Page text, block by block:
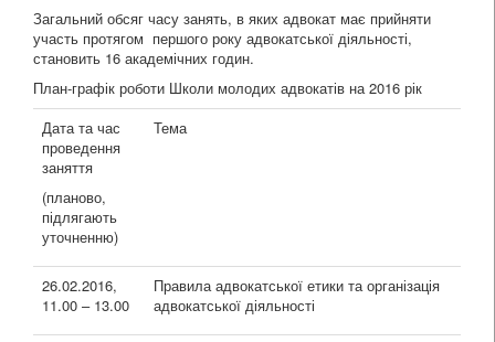
Загальний обсяг часу занять, в яких адвокат має прийняти
участь протягом першого року адвокатської діяльності,
становить 16 академічних годин.
План-графік роботи Школи молодих адвокатів на 2016 рік
Дата та час
проведення
заняття
(планово,
підлягають
уточненню)
Тема
26.02.2016,
11.00 – 13.00
Правила адвокатської етики та організація
адвокатської діяльності